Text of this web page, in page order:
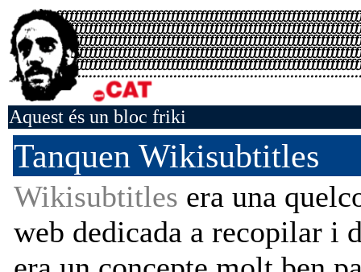
Aquest és un bloc friki
Tanquen Wikisubtitles
Wikisubtitles era una
web dedicada a recopilar i